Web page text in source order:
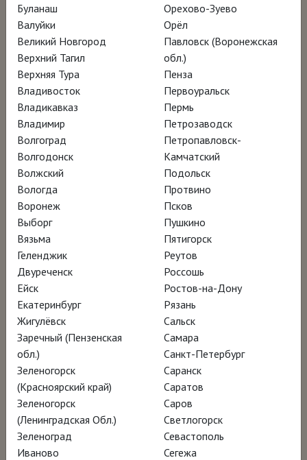
В мире, где формы часто подчинены моде,
а материал – прихоти, появляется он:
Анджело Манджаротти. Архитектор,
дизайнер, скульптор – но ни одна из этих
категорий не вмещает гения его личности.
Режиссёр Давиде Маффеи исследует фигуру
архитектора в контексте итальянской
культуры XX века, раскрывая не только его
профессиональные достижения, но и
человеческие качества – внимание к труду
других людей и к материалам, которые в
его руках становились предметом почти
научного, инженерного интереса.
Маффеи собирает Манджаротти по
крупицам: архивные кадры, эскизы,
интервью с теми, кто знал его близко, и
теми, кто просто был очарован его
работами. Манджаротти не искал славы, он
искал истину в балансе, в хрупкой грани
между ремеслом и искусством. В этой ленте
Буланаш
Валуйки
Великий Новгород
Верхний Тагил
Верхняя Тура
Владивосток
Владикавказ
Владимир
Волгоград
Волгодонск
Волжский
Вологда
Воронеж
Выборг
Вязьма
Геленджик
Двуреченск
Ейск
Екатеринбург
Жигулёвск
Заречный (Пензенская
обл.)
Зеленогорск
(Красноярский край)
Зеленогорск
(Ленинградская Обл.)
Зеленоград
Иваново
Орехово-Зуево
Орёл
Павловск (Воронежская
обл.)
Пенза
Первоуральск
Пермь
Петрозаводск
Петропавловск-
Камчатский
Подольск
Протвино
Псков
Пушкино
Пятигорск
Реутов
Россошь
Ростов-на-Дону
Рязань
Сальск
Самара
Санкт-Петербург
Саранск
Саратов
Саров
Светлогорск
Севастополь
Сегежа